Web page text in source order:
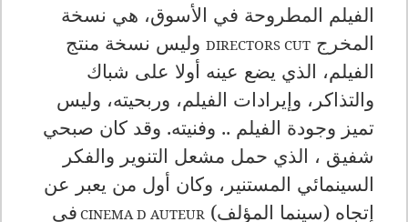
الفيلم المطروحة في الأسوق، هي نسخة
المخرج DIRECTORS CUT وليس نسخة منتج
الفيلم، الذي يضع عينه أولا على شباك
والتذاكر، وإيرادات الفيلم، وربحيته، وليس
تميز وجودة الفيلم .. وفنيته. وقد كان صبحي
شفيق ، الذي حمل مشعل التنوير والفكر
السينمائي المستنير، وكان أول من يعبر عن
إتجاه (سينما المؤلف) CINEMA D AUTEUR في